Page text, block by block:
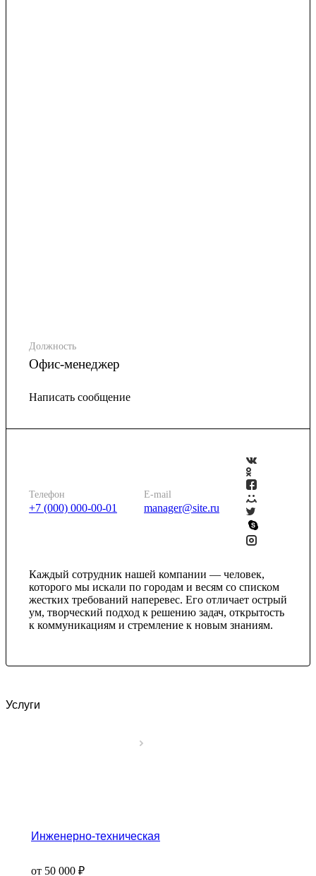
Должность
Офис-менеджер
Написать сообщение
Телефон
+7 (000) 000-00-01
E-mail
manager@site.ru
Каждый сотрудник нашей компании — человек,
которого мы искали по городам и весям со списком
жестких требований наперевес. Его отличает острый
ум, творческий подход к решению задач, открытость
к коммуникациям и стремление к новым знаниям.
Услуги
Инженерно-техническая
от 50 000 ₽